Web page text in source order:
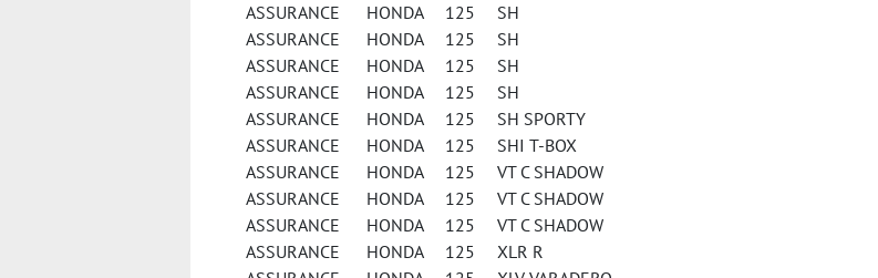
ASSURANCE HONDA 125 SH
ASSURANCE HONDA 125 SH
ASSURANCE HONDA 125 SH
ASSURANCE HONDA 125 SH
ASSURANCE HONDA 125 SH SPORTY
ASSURANCE HONDA 125 SHI T-BOX
ASSURANCE HONDA 125 VT C SHADOW
ASSURANCE HONDA 125 VT C SHADOW
ASSURANCE HONDA 125 VT C SHADOW
ASSURANCE HONDA 125 XLR R